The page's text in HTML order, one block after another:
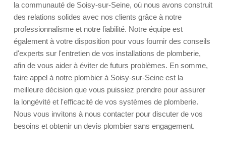
la communauté de Soisy-sur-Seine, où nous avons construit
des relations solides avec nos clients grâce à notre
professionnalisme et notre fiabilité. Notre équipe est
également à votre disposition pour vous fournir des conseils
d'experts sur l'entretien de vos installations de plomberie,
afin de vous aider à éviter de futurs problèmes. En somme,
faire appel à notre plombier à Soisy-sur-Seine est la
meilleure décision que vous puissiez prendre pour assurer
la longévité et l'efficacité de vos systèmes de plomberie.
Nous vous invitons à nous contacter pour discuter de vos
besoins et obtenir un devis plombier sans engagement.